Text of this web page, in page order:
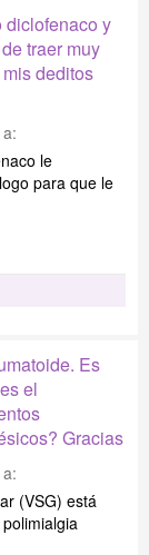
diclofenaco y
traer muy
deditos
le
para que le
Es
el
Gracias
(VSG) está